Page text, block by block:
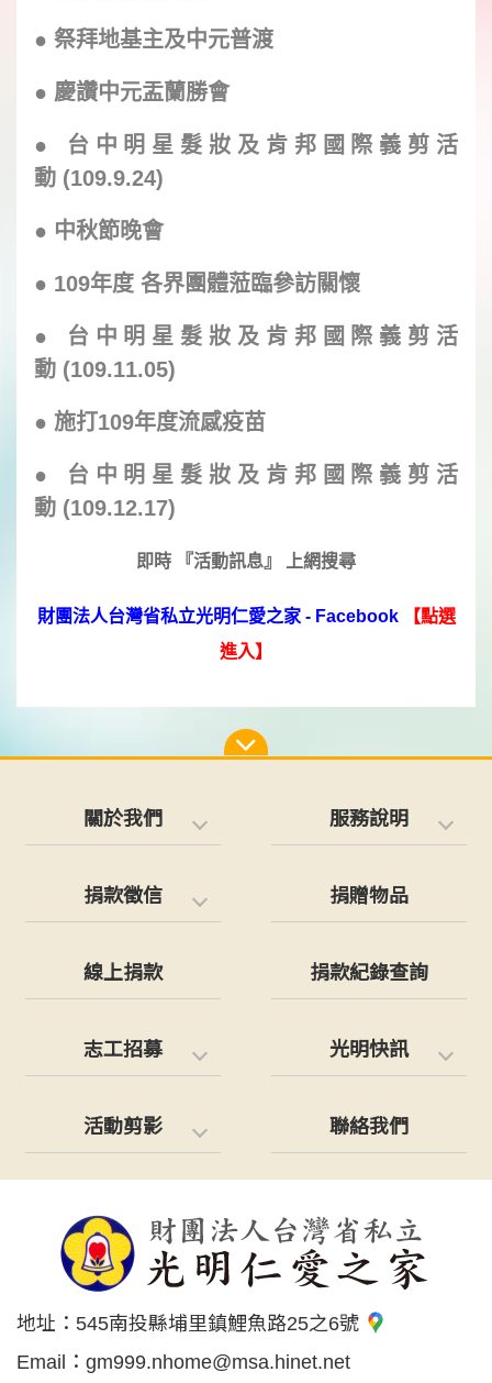
● 祭拜地基主及中元普渡
● 慶讚中元盂蘭勝會
● 台中明星髮妝及肯邦 國際 義剪活
動 (109.9.24)
● 中秋節晚會
● 109年度 各界團體蒞臨參訪關懷
● 台中明星髮妝及肯邦 國際 義剪活
動 (109.11.05)
● 施打109年度流感疫苗
● 台中明星髮妝及肯邦 國際 義剪活
動 (109.12.17)
即時 『活動訊息』 上網搜尋
財團法人台灣省私立光明仁愛之家 - Facebook
【點選
進入】
關於我們 服務說明
捐款徵信 捐贈物品
線上捐款 捐款紀錄查詢
志工招募 光明快訊
活動剪影 聯絡我們
地址： 545南投縣埔里鎮鯉魚路25之6號
Email： gm999.nhome@msa.hinet.net